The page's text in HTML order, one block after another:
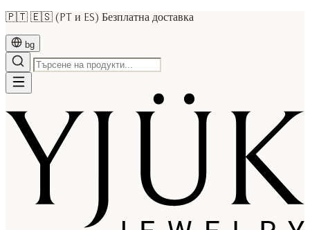
🇵🇹 🇪🇸 (PT и ES) Безплатна доставка
bg